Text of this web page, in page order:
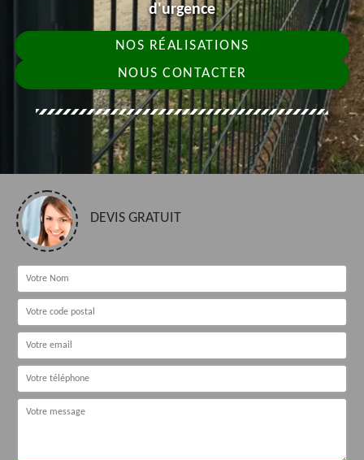
d'urgence
NOS RÉALISATIONS
NOUS CONTACTER
DEVIS GRATUIT